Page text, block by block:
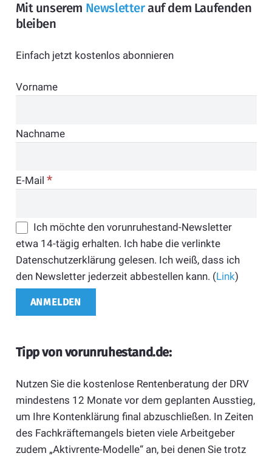
Mit unserem Newsletterauf dem Laufenden
bleiben
Einfach jetzt kostenlos abonnieren
Vorname
Nachname
E-Mail *
Ich möchte den vorunruhestand-Newsletter
etwa 14-tägig erhalten. Ich habe die verlinkte
Datenschutzerklärung gelesen. Ich weiß, dass ich
den Newsletter jederzeit abbestellen kann. (Link)
Tipp von vorunruhestand.de:
Nutzen Sie die kostenlose Rentenberatung der DRV
mindestens 12 Monate vor dem geplanten Ausstieg,
um Ihre Kontenklärung final abzuschließen. In Zeiten
des Fachkräftemangels bieten viele Arbeitgeber
zudem „Aktivrente-Modelle“ an, bei denen Sie trotz